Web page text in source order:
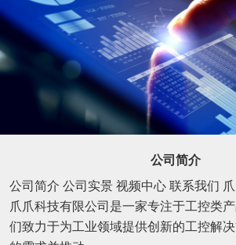
公司简介
公司简介 公司实景 视频中心 联系我们
爪爪科技有限公司是一家专注于工控类
们致力于为工业领域提供创新的工控解